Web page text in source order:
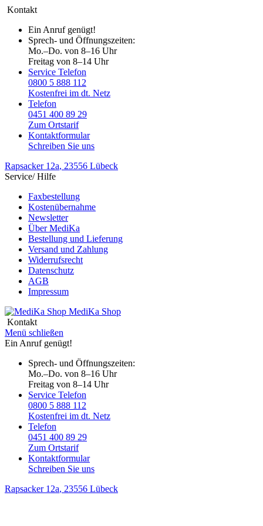
Kontakt
Ein Anruf genügt!
Sprech- und Öffnungszeiten:
Mo.–Do. von 8–16 Uhr
Freitag von 8–14 Uhr
Service Telefon
0800 5 888 112
Kostenfrei im dt. Netz
Telefon
0451 400 89 29
Zum Ortstarif
Kontaktformular
Schreiben Sie uns
Rapsacker 12a, 23556 Lübeck
Service/ Hilfe
Faxbestellung
Kostenübernahme
Newsletter
Über MediKa
Bestellung und Lieferung
Versand und Zahlung
Widerrufsrecht
Datenschutz
AGB
Impressum
MediKa Shop
Kontakt
Menü schließen
Ein Anruf genügt!
Sprech- und Öffnungszeiten:
Mo.–Do. von 8–16 Uhr
Freitag von 8–14 Uhr
Service Telefon
0800 5 888 112
Kostenfrei im dt. Netz
Telefon
0451 400 89 29
Zum Ortstarif
Kontaktformular
Schreiben Sie uns
Rapsacker 12a, 23556 Lübeck